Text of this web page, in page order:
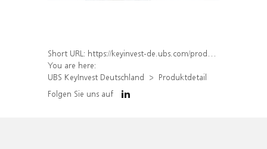
Short URL: https://keyinvest-de.ubs.com/produkt/detail/index/isin/DE000UQ8WHC3
You are here:
UBS KeyInvest Deutschland
Produktdetail
Folgen Sie uns auf